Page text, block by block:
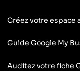
Créez votre espace
Guide Google My
Auditez votre fiche